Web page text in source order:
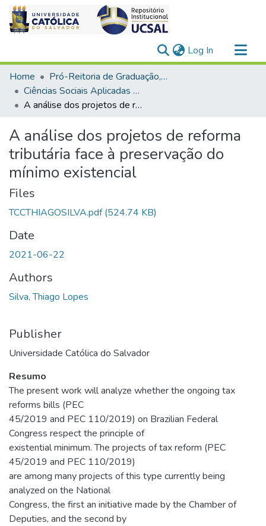
Log In (current)
Communities & Collections
All of DSpace
Statistics
Home
Pró-Reitoria de Graduação, Extensão e Ação Comunitária
Ciências Sociais Aplicadas > Direito
A análise dos projetos de reforma tributária face à preservação do mínimo existencial
A análise dos projetos de reforma
tributária face à preservação do
mínimo existencial
Files
TCCTHIAGOSILVA.pdf(524.74 KB)
Date
2021-06-22
Authors
Silva, Thiago Lopes
Publisher
Universidade Católica do Salvador
Resumo
The present work will analyze whether the ongoing tax
reforms bills (PEC
45/2019 and PEC 110/2019) on Brazilian Federal
Congress respect the principle of
existential minimum. The projects of tax reform (PEC
45/2019 and PEC 110/2019)
are among many projects of this type currently being
analyzed on the National
Congress, the first an initiative made by the Chamber of
Deputies, and the second by